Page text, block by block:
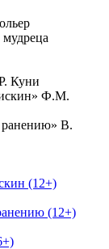
Куни
Ф.М.
В.
(12+)
(12+)